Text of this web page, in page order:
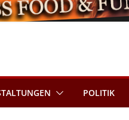
POLITIK